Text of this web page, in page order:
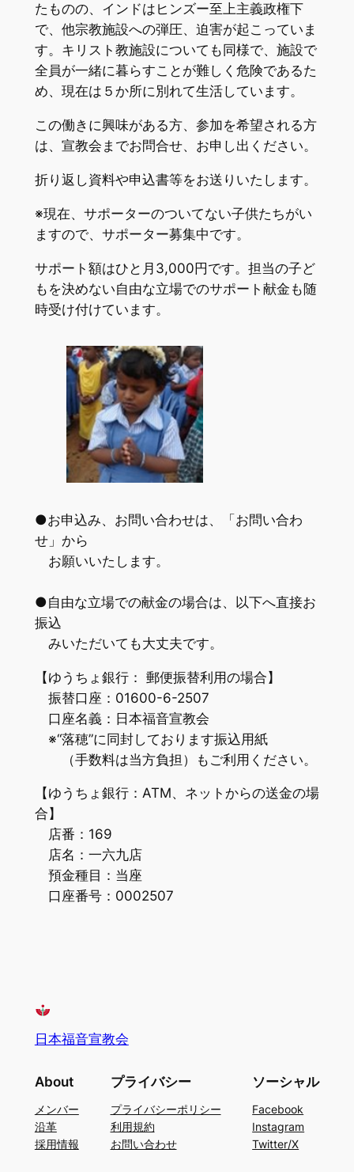
たものの、インドはヒンズー至上主義政権下
で、他宗教施設への弾圧、迫害が起こっていま
す。キリスト教施設についても同様で、施設で
全員が一緒に暮らすことが難しく危険であるた
め、現在は５か所に別れて生活しています。
この働きに興味がある方、参加を希望される方
は、宣教会までお問合せ、お申し出ください。
折り返し資料や申込書等をお送りいたします。
※現在、サポーターのついてない子供たちがい
ますので、サポーター募集中です。
サポート額はひと月3,000円です。担当の子ど
もを決めない自由な立場でのサポート献金も随
時受け付けています。
●お申込み、お問い合わせは、「お問い合わ
せ」から
お願いいたします。
●自由な立場での献金の場合は、以下へ直接お
振込
みいただいても大丈夫です。
【ゆうちょ銀行： 郵便振替利用の場合】
振替口座：01600-6-2507
口座名義：日本福音宣教会
※“落穂”に同封しております振込用紙
（手数料は当方負担）もご利用ください。
【ゆうちょ銀行：ATM、ネットからの送金の場
合】
店番：169
店名：一六九店
預金種目：当座
口座番号：0002507
日本福音宣教会
About
メンバー
沿革
採用情報
プライバシー
プライバシーポリシー
利用規約
お問い合わせ
ソーシャル
Facebook
Instagram
Twitter/X